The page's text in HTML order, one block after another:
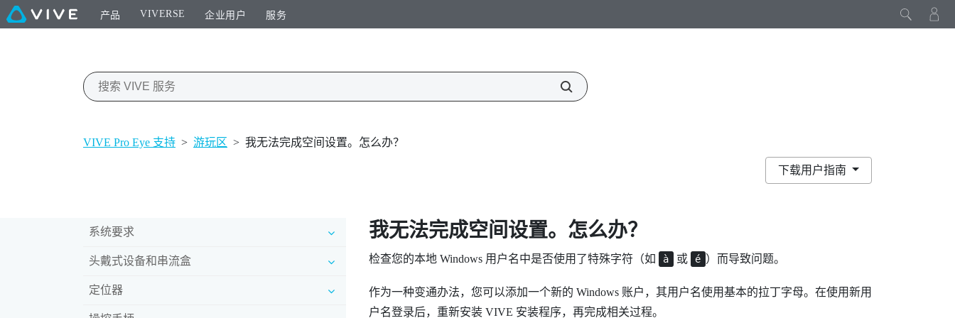
产品 VIVERSE 企业用户 服务
VIVE Pro Eye 支持 > 游玩区 > 我无法完成空间设置。怎么办？
下载用户指南
系统要求
头戴式设备和串流盒
定位器
我无法完成空间设置。怎么办？
检查您的本地 Windows用户名中是否使用了特殊字符（如 à 或 é ）而导致问题。
作为一种变通办法，您可以添加一个新的 Windows账户，其用户名使用基本的拉丁字母。在使用新用
户名登录后，重新安装 VIVE 安装程序，再完成相关过程。